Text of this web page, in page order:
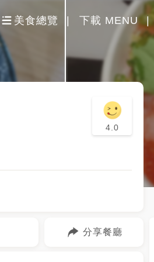
美食總覽 下載 MENU
4.0
分享餐廳